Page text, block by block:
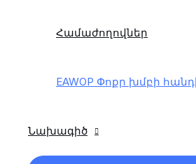
Համաժողովներ
EAWOP Փոքր խմբի
Նախագիծ